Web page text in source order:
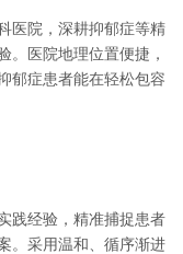
医院，深耕抑郁症等精
。医院地理位置便捷，
郁症患者能在轻松包容
践经验，精准捕捉患者
。采用温和、循序渐进